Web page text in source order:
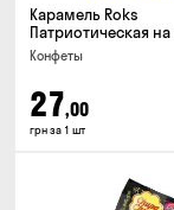
Карамель Roks
Патриотическая на
50г
Конфеты
27,00
грн за 1 шт